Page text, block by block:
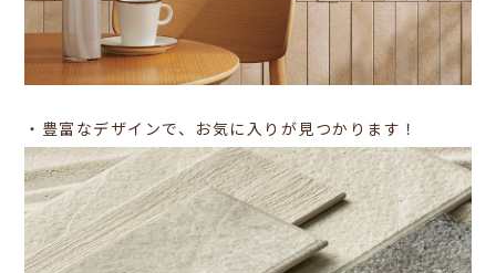
・豊富なデザインで、お気に入りが見つかります！